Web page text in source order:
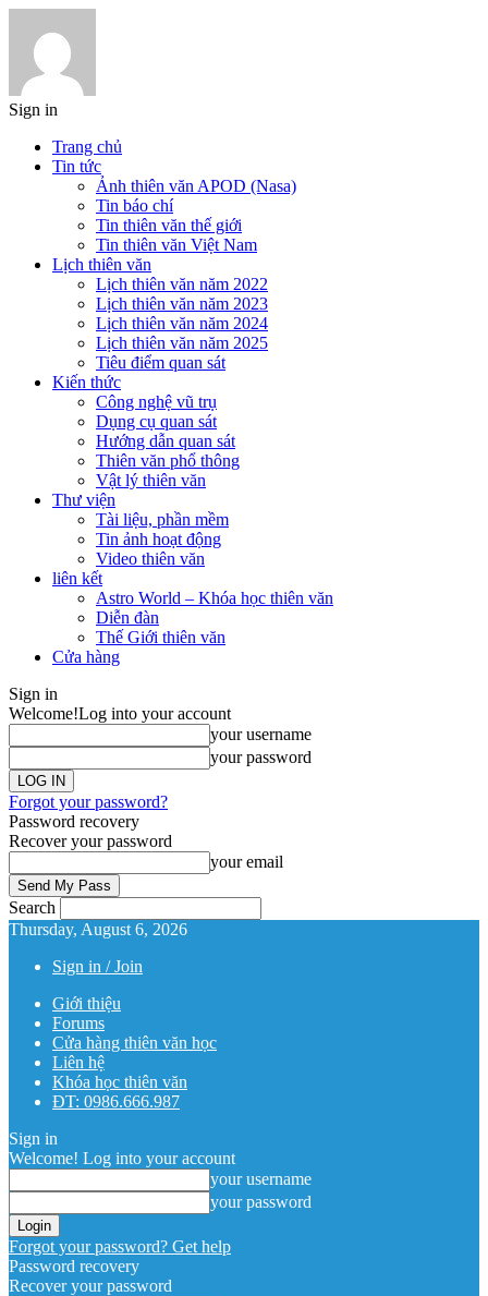
Sign in
Trang chủ
Tin tức
Ảnh thiên văn APOD (Nasa)
Tin báo chí
Tin thiên văn thế giới
Tin thiên văn Việt Nam
Lịch thiên văn
Lịch thiên văn năm 2022
Lịch thiên văn năm 2023
Lịch thiên văn năm 2024
Lịch thiên văn năm 2025
Tiêu điểm quan sát
Kiến thức
Công nghệ vũ trụ
Dụng cụ quan sát
Hướng dẫn quan sát
Thiên văn phổ thông
Vật lý thiên văn
Thư viện
Tài liệu, phần mềm
Tin ảnh hoạt động
Video thiên văn
liên kết
Astro World – Khóa học thiên văn
Diễn đàn
Thế Giới thiên văn
Cửa hàng
Sign in
Welcome!Log into your account
your username
your password
Forgot your password?
Password recovery
Recover your password
your email
Search
Thursday, August 6, 2026
Sign in / Join
Giới thiệu
Forums
Cửa hàng thiên văn học
Liên hệ
Khóa học thiên văn
ĐT: 0986.666.987
Sign in
Welcome! Log into your account
your username
your password
Forgot your password? Get help
Password recovery
Recover your password